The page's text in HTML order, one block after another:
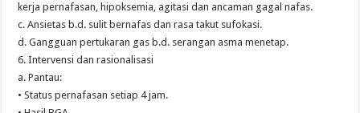
kerja pernafasan, hipoksemia, agitasi dan ancaman gagal nafas.
c. Ansietas b.d. sulit bernafas dan rasa takut sufokasi.
d. Gangguan pertukaran gas b.d. serangan asma menetap.
6. Intervensi dan rasionalisasi
a. Pantau:
• Status pernafasan setiap 4 jam.